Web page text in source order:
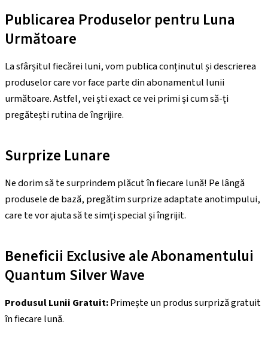
Publicarea Produselor pentru Luna
Următoare
La sfârșitul fiecărei luni, vom publica conținutul și descrierea
produselor care vor face parte din abonamentul lunii
următoare. Astfel, vei ști exact ce vei primi și cum să-ți
pregătești rutina de îngrijire.
Surprize Lunare
Ne dorim să te surprindem plăcut în fiecare lună! Pe lângă
produsele de bază, pregătim surprize adaptate anotimpului,
care te vor ajuta să te simți special și îngrijit.
Beneficii Exclusive ale Abonamentului
Quantum Silver Wave
Produsul Lunii Gratuit:Primește un produs surpriză gratuit
în fiecare lună.